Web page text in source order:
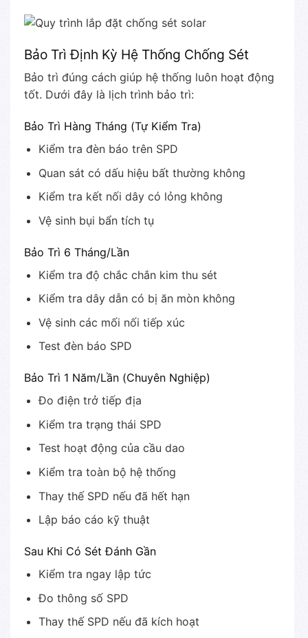
Bảo Trì Định Kỳ Hệ Thống Chống Sét
Bảo trì đúng cách giúp hệ thống luôn hoạt động
tốt. Dưới đây là lịch trình bảo trì:
Bảo Trì Hàng Tháng (Tự Kiểm Tra)
Kiểm tra đèn báo trên SPD
Quan sát có dấu hiệu bất thường không
Kiểm tra kết nối dây có lỏng không
Vệ sinh bụi bẩn tích tụ
Bảo Trì 6 Tháng/Lần
Kiểm tra độ chắc chắn kim thu sét
Kiểm tra dây dẫn có bị ăn mòn không
Vệ sinh các mối nối tiếp xúc
Test đèn báo SPD
Bảo Trì 1 Năm/Lần (Chuyên Nghiệp)
Đo điện trở tiếp địa
Kiểm tra trạng thái SPD
Test hoạt động của cầu dao
Kiểm tra toàn bộ hệ thống
Thay thế SPD nếu đã hết hạn
Lập báo cáo kỹ thuật
Sau Khi Có Sét Đánh Gần
Kiểm tra ngay lập tức
Đo thông số SPD
Thay thế SPD nếu đã kích hoạt